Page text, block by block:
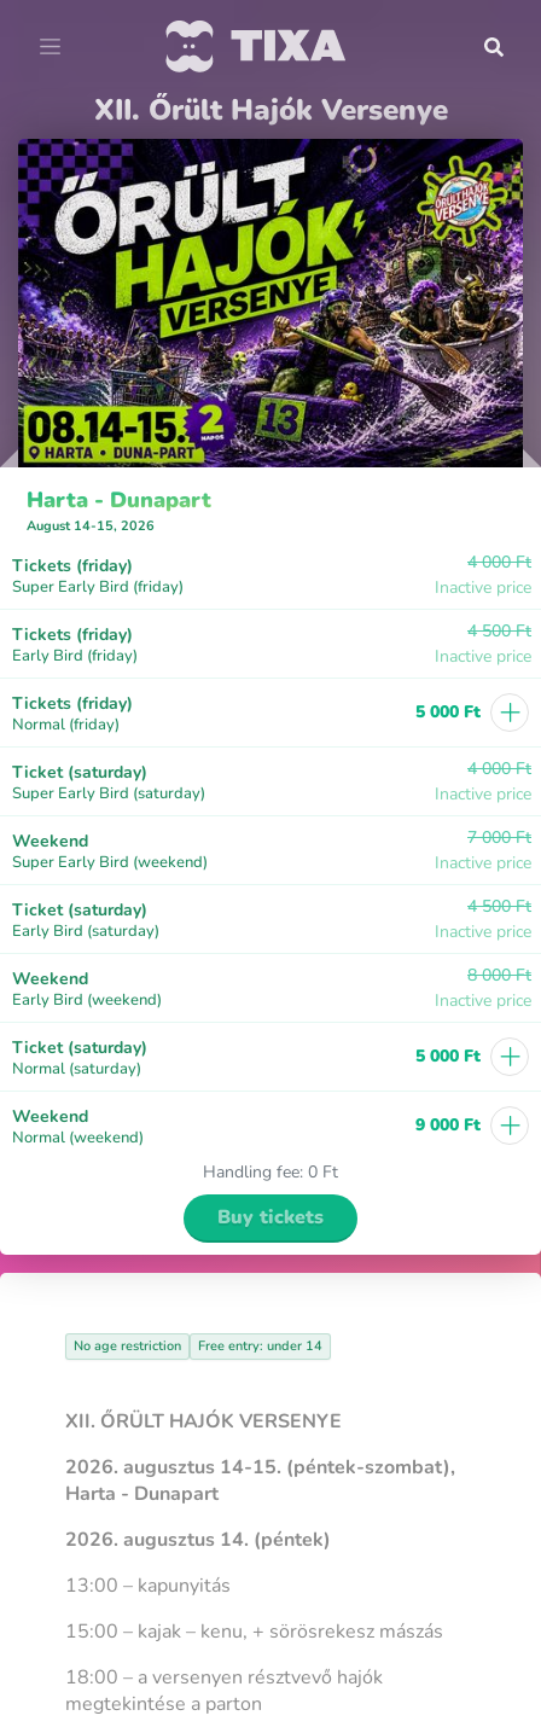
XII. Őrült Hajók Versenye
Harta - Dunapart
August 14-15, 2026
Tickets (friday)
Super Early Bird (friday)
4 000 Ft
Inactive price
Tickets (friday)
Early Bird (friday)
4 500 Ft
Inactive price
Tickets (friday)
Normal (friday)
5 000 Ft +
Ticket (saturday)
Super Early Bird (saturday)
4 000 Ft
Inactive price
Weekend
Super Early Bird (weekend)
7 000 Ft
Inactive price
Ticket (saturday)
Early Bird (saturday)
4 500 Ft
Inactive price
Weekend
Early Bird (weekend)
8 000 Ft
Inactive price
Ticket (saturday)
Normal (saturday)
5 000 Ft +
Weekend
Normal (weekend)
9 000 Ft +
Handling fee: 0 Ft
Buy tickets
No age restriction Free entry: under 14
XII. ŐRÜLT HAJÓK VERSENYE
2026. augusztus 14-15. (péntek-szombat),
Harta - Dunapart
2026. augusztus 14. (péntek)
13:00 – kapunyitás
15:00 – kajak – kenu, + sörösrekesz mászás
18:00 – a versenyen résztvevő hajók
megtekintése a parton